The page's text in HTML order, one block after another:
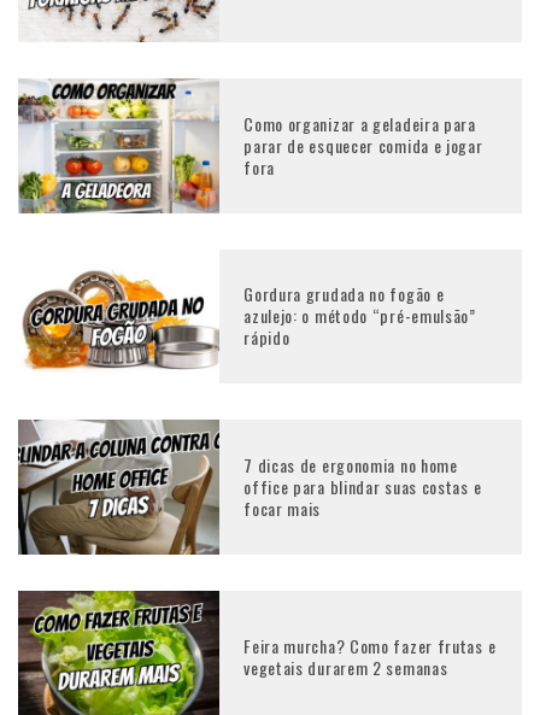
Como organizar a geladeira para
parar de esquecer comida e jogar
fora
Gordura grudada no fogão e
azulejo: o método “pré-emulsão”
rápido
7 dicas de ergonomia no home
office para blindar suas costas e
focar mais
Feira murcha? Como fazer frutas e
vegetais durarem 2 semanas